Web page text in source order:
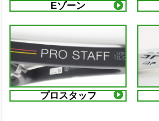
Eゾーン
プロスタッフ